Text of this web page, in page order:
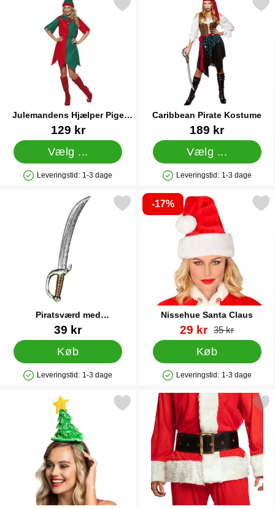
Julemandens Hjælper Pige
Kostume Medium
Varenr 9664129 kr
Vælg ...
Produkttilgængelighed: På lager
Leveringstid: 1-3 dage
julemandens Hjælper Pige Kostume Medium som favorit
Caribbean Pirate Kostume
Varenr 17157189 kr
Vælg ...
Produkttilgængelighed: På lager
Leveringstid: 1-3 dage
Markér caribbean Pirate
Piratsværd med
Slangehåndtag
Varenr 2286439 kr
Køb
Produkttilgængelighed: På lager
Leveringstid: 1-3 dage
Markér piratsværd med Slangehåndtag som favorit
-17%
Nissehue Santa Claus
Varenr 40328
pris
29 kr pris
35 kr
Køb
Produkttilgængelighed: På lager
Leveringstid: 1-3 dage
Markér nissehue Santa
Markér hårbøjle Juletræ som favoritMarkér julemandsbælte med